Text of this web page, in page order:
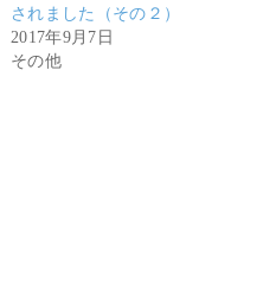
されました（その２）
2017年9月7日
その他